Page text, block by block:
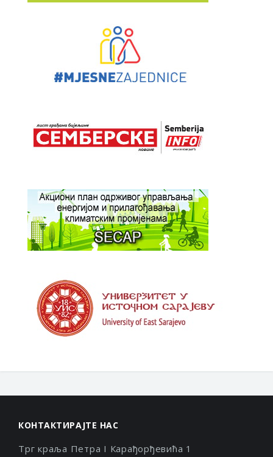
КОНТАКТИРАЈТЕ НАС
Трг краља Петра I Карађорђевића 1